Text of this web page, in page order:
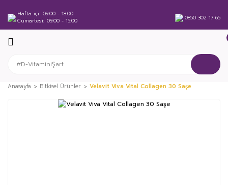
Hafta içi 09:00 - 18:00
Cumartesi 09:00 - 15:00 0850 302 17 65
Anasayfa Bitkisel Ürünler Velavit Viva Vital Collagen 30 Saşe